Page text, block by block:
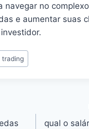
navegar no
e aumentar suas
qual o